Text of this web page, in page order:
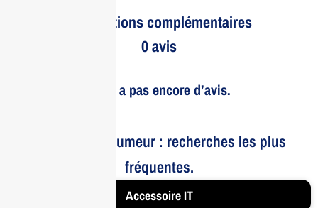
Informations complémentaires
0 avis
Il n’y a pas encore d’avis.
Le bruit et la rumeur : recherches les plus
fréquentes.
Accessoire IT